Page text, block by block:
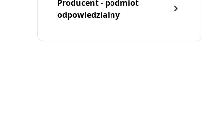
Producent - podmiot
odpowiedzialny